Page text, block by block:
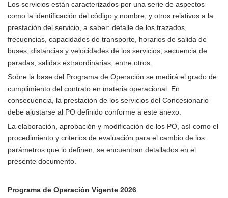
Los servicios están caracterizados por una serie de aspectos
como la identificación del código y nombre, y otros relativos a la
prestación del servicio, a saber: detalle de los trazados,
frecuencias, capacidades de transporte, horarios de salida de
buses, distancias y velocidades de los servicios, secuencia de
paradas, salidas extraordinarias, entre otros.
Sobre la base del Programa de Operación se medirá el grado de
cumplimiento del contrato en materia operacional. En
consecuencia, la prestación de los servicios del Concesionario
debe ajustarse al PO definido conforme a este anexo.
La elaboración, aprobación y modificación de los PO, así como el
procedimiento y criterios de evaluación para el cambio de los
parámetros que lo definen, se encuentran detallados en el
presente documento.
Programa de Operación Vigente 2026